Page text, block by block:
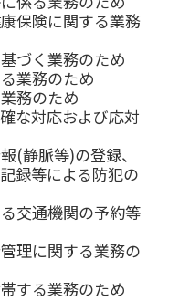
保険に関する業務
づく業務のため
業務のため
務のため
な対応および応対
(静脈等)の登録、
録等による防犯の
交通機関の予約等
理に関する業務の
する業務のため